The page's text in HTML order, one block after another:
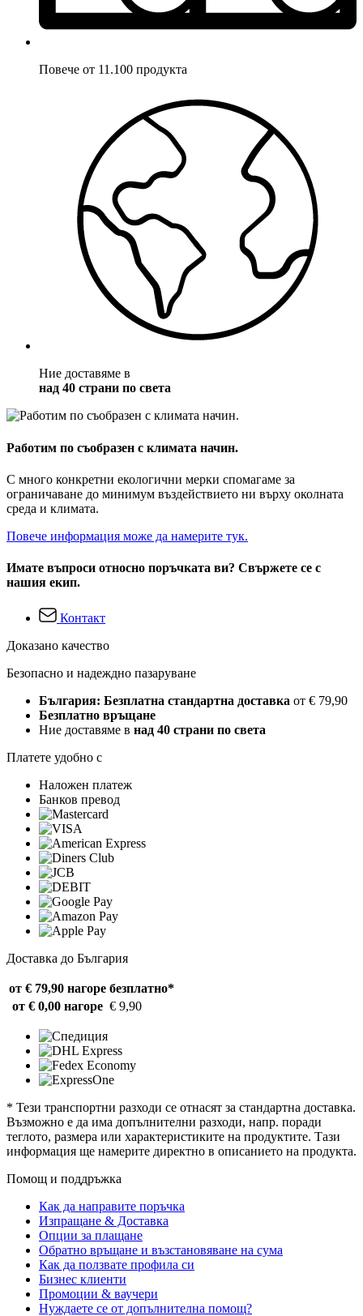
Повече от 11.100 продукта
Ние доставяме в
над 40 страни по света
Работим по съобразен с климата начин.
С много конкретни екологични мерки спомагаме за
ограничаване до минимум въздействието ни върху околната
среда и климата.
Повече информация може да намерите тук.
Имате въпроси относно поръчката ви? Свържете се с
нашия екип.
Контакт
Доказано качество
Безопасно и надеждно пазаруване
България: Безплатна стандартна доставка от € 79,90
Безплатно връщане
Ние доставяме в над 40 страни по света
Платете удобно с
Наложен платеж
Банков превод
Доставка до България
от € 79,90 нагоре безплатно*
от € 0,00 нагоре € 9,90
* Тези транспортни разходи се отнасят за стандартна доставка.
Възможно е да има допълнителни разходи, напр. поради
теглото, размера или характеристиките на продуктите. Тази
информация ще намерите директно в описанието на продукта.
Помощ и поддръжка
Как да направите поръчка
Изпращане & Доставка
Опции за плащане
Обратно връщане и възстановяване на сума
Как да ползвате профила си
Бизнес клиенти
Промоции & ваучери
Нуждаете се от допълнителна помощ?